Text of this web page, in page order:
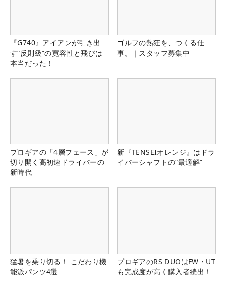
『G740』アイアンが引き出
す“反則級”の寛容性と飛びは
本当だった！
ゴルフの熱狂を、つくる仕
事。｜スタッフ募集中
プロギアの「4層フェース」が
切り開く高初速ドライバーの
新時代
新『TENSEIオレンジ』はドラ
イバーシャフトの“最適解”
猛暑を乗り切る！ こだわり機
能派パンツ4選
プロギアのRS DUOはFW・UT
も完成度が高く購入者続出！